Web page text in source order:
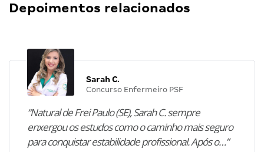
Depoimentos relacionados
Sarah C.
Concurso Enfermeiro PSF
“Natural de Frei Paulo (SE), Sarah C. sempre
enxergou os estudos como o caminho mais seguro
para conquistar estabilidade profissional. Após o…”